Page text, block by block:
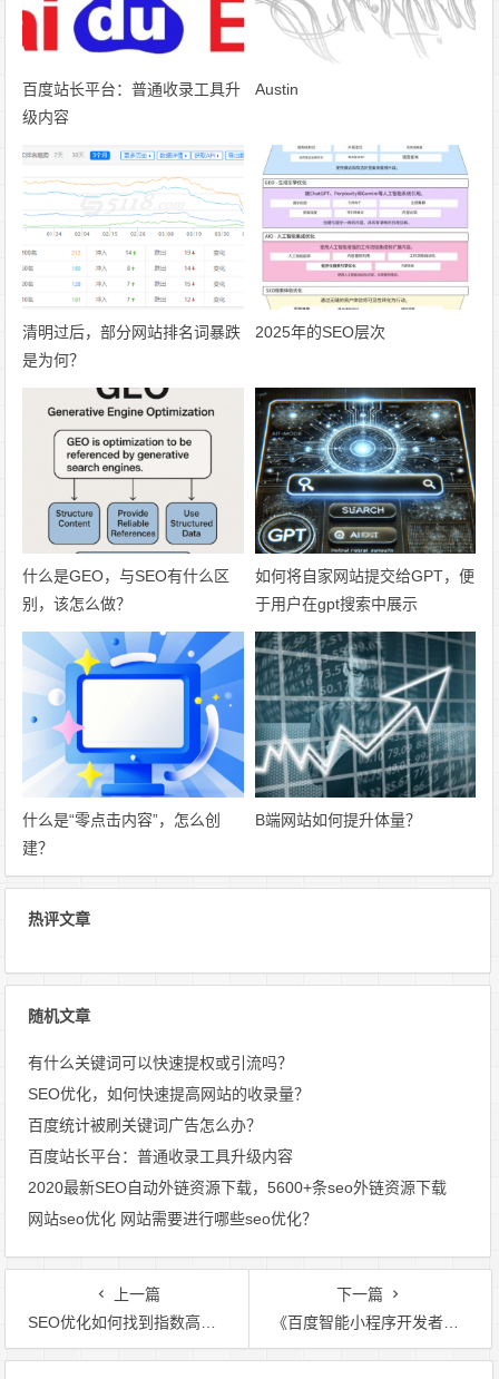
百度站长平台：普通收录工具升
级内容
Austin
清明过后，部分网站排名词暴跌
是为何？
2025年的SEO层次
什么是GEO，与SEO有什么区
别，该怎么做？
如何将自家网站提交给GPT，便
于用户在gpt搜索中展示
什么是“零点击内容”，怎么创
建？
B端网站如何提升体量？
热评文章
随机文章
有什么关键词可以快速提权或引流吗？
SEO优化，如何快速提高网站的收录量？
百度统计被刷关键词广告怎么办？
百度站长平台：普通收录工具升级内容
2020最新SEO自动外链资源下载，5600+条seo外链资源下载
网站seo优化 网站需要进行哪些seo优化？
上一篇
SEO优化如何找到指数高竞争低的关键词（长尾词）？
下一篇
《百度智能小程序开发者运营技能知识图谱2.0》